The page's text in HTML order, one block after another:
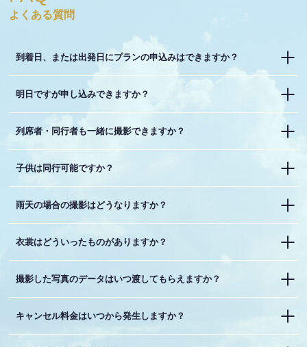
よくある質問
到着日、または出発日にプランの申込みはできますか？
明日ですが申し込みできますか？
列席者・同行者も一緒に撮影できますか？
子供は同行可能ですか？
雨天の場合の撮影はどうなりますか？
衣裳はどういったものがありますか？
撮影した写真のデータはいつ渡してもらえますか？
キャンセル料金はいつから発生しますか？